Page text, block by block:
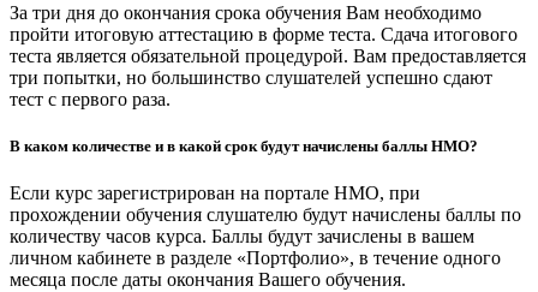
За три дня до окончания срока обучения Вам необходимо
пройти итоговую аттестацию в форме теста. Сдача итогового
теста является обязательной процедурой. Вам предоставляется
три попытки, но большинство слушателей успешно сдают
тест с первого раза.
В каком количестве и в какой срок будут начислены баллы НМО?
Если курс зарегистрирован на портале НМО, при
прохождении обучения слушателю будут начислены баллы по
количеству часов курса. Баллы будут зачислены в вашем
личном кабинете в разделе «Портфолио», в течение одного
месяца после даты окончания Вашего обучения.